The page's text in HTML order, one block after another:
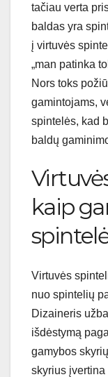
tačiau verta
baldas yra
į virtuvės
„man patinka
Nors toks
gamintojams,
spintelės, kad
baldų
kaip
Virtuvės
nuo spintelių
Dizaineris
išdėstymą
gamybos
skyrius